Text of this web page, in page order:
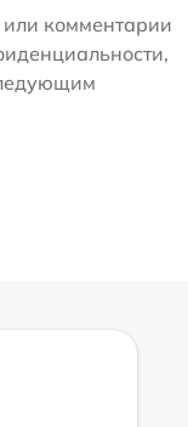
или комментарии